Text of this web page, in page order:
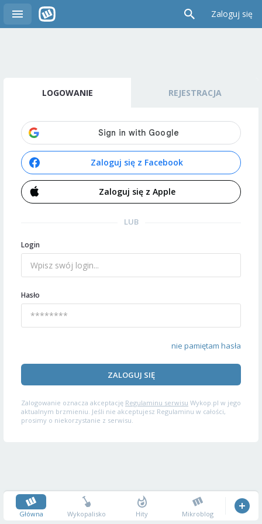
Zaloguj się
LOGOWANIE REJESTRACJA
Zaloguj się z Facebook
Zaloguj się z Apple
LUB
Login
Hasło
nie pamiętam hasła
ZALOGUJ SIĘ
Zalogowanie oznacza akceptację Regulaminu serwisu Wykop.pl w jego
aktualnym brzmieniu. Jeśli nie akceptujesz Regulaminu w całości,
prosimy o niekorzystanie z serwisu.
Główna Wykopalisko Hity Mikroblog